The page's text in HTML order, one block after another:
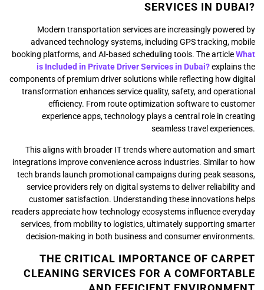
SERVICES IN DUBAI?
Modern transportation services are increasingly powered by
advanced technology systems, including GPS tracking, mobile
booking platforms, and AI-based scheduling tools. The articleWhat
is Included in Private Driver Services in Dubai?explains the
components of premium driver solutions while reflecting how digital
transformation enhances service quality, safety, and operational
efficiency. From route optimization software to customer
experience apps, technology plays a central role in creating
seamless travel experiences.
This aligns with broader IT trends where automation and smart
integrations improve convenience across industries. Similar to how
tech brands launch promotional campaigns during peak seasons,
service providers rely on digital systems to deliver reliability and
customer satisfaction. Understanding these innovations helps
readers appreciate how technology ecosystems influence everyday
services, from mobility to logistics, ultimately supporting smarter
decision-making in both business and consumer environments.
THE CRITICAL IMPORTANCE OF CARPET
CLEANING SERVICES FOR A COMFORTABLE